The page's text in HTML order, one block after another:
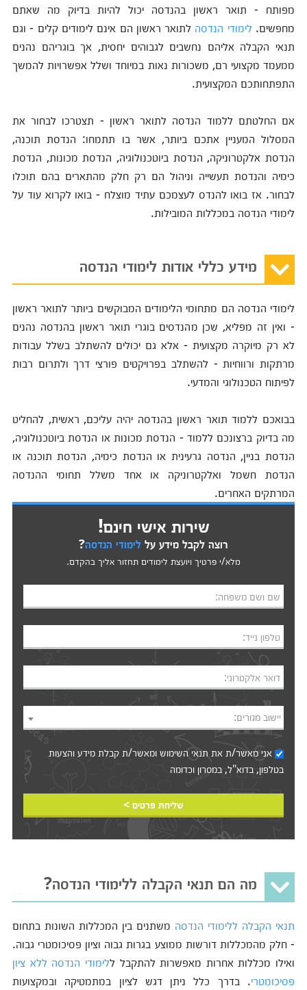
מפותח - תואר ראשון בהנדסה יכול להיות בדיוק מה שאתם
מחפשים. לימודי הנדסה לתואר ראשון הם אינם לימודים קלים - וגם
תנאי הקבלה אליהם נחשבים לגבוהים יחסית, אך בוגריהם נהנים
ממעמד מקצועי רם, משכורות נאות במיוחד ושלל אפשרויות להמשך
התפתחותכם המקצועית.
אם החלטתם ללמוד הנדסה לתואר ראשון - תצטרכו לבחור את
המסלול המעניין אתכם ביותר, אשר בו תתמחו: הנדסת תוכנה,
הנדסת אלקטרוניקה, הנדסת ביוטכנולוגיה, הנדסת מכונות, הנדסת
כימיה והנדסת תעשייה וניהול הם רק חלק מהתארים בהם תוכלו
לבחור. אז בואו להנדס לעצמכם עתיד מוצלח - בואו לקרוא עוד על
לימודי הנדסה במכללות המובילות.
מידע כללי אודות לימודי הנדסה
לימודי הנדסה הם מתחומי הלימודים המבוקשים ביותר לתואר ראשון
- ואין זה מפליא, שכן מהנדסים בוגרי תואר ראשון בהנדסה נהנים
לא רק מיוקרה מקצועית - אלא גם יכולים להשתלב בשלל עבודות
מרתקות ורווחיות - להשתלב בפרויקטים פורצי דרך ולתרום רבות
לפיתוח הטכנולוגי והמדעי.
בבואכם ללמוד תואר ראשון בהנדסה יהיה עליכם, ראשית, להחליט
מה בדיוק ברצונכם ללמוד - הנדסת מכונות או הנדסת ביוטכנולוגיה,
הנדסת בניין, הנדסה גרעינית או הנדסת כימיה, הנדסת תוכנה או
הנדסת חשמל ואלקטרוניקה או אחד משלל תחומי ההנדסה
המרתקים האחרים.
שירות אישי חינם!
רוצה לקבל מידע על לימודי הנדסה?
מלא/י פרטיך ויועצת לימודים תחזור אליך בהקדם.
שם ושם משפחה:
טלפון נייד:
דואר אלקטרוני:
יישוב מגורים:
אני מאשר/ת אתתנאי השימושומאשר/ת קבלת מידע והצעות
בטלפון, בדוא"ל, במסרון וכדומה‎‎
שליחת פרטים >
מה הם תנאי הקבלה ללימודי הנדסה?
תנאי הקבלה ללימודי הנדסה משתנים בין המכללות השונות בתחום
- חלק מהמכללות דורשות ממוצע בגרות גבוה וציון פסיכומטרי גבוה.
ואילו מכללות אחרות מאפשרות להתקבל ללימודי הנדסה ללא ציון
פסיכומטרי. בדרך כלל ניתן דגש לציון במתמטיקה ובמקצועות